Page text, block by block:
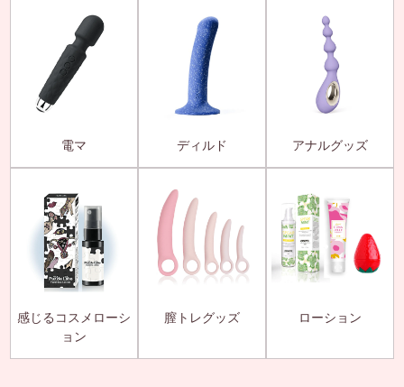
電マ ディルド アナルグッズ
感じるコスメローシ
ョン
膣トレグッズ ローション